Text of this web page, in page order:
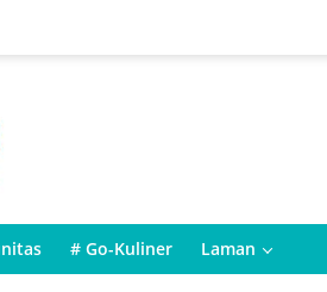
# Go-Kuliner Laman